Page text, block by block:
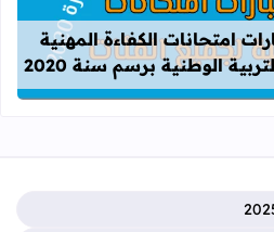
امتحانات الكفاءة المهنية
الوطنية برسم سنة 2020